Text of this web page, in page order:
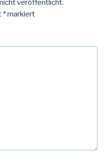
veröffentlicht.
*markiert